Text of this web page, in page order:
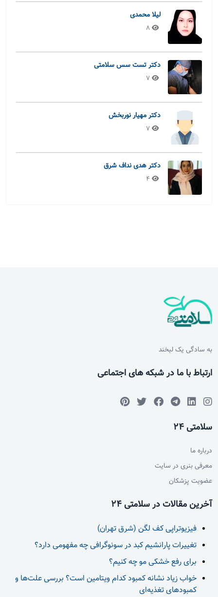
لیلا محمدی
8
دکتر تست سس سلامتی
7
دکتر مهیار نوربخش
7
دکتر هدی نداف شرق
4
به سادگی یک لبخند
ارتباط با ما در شبکه های اجتماعی
سلامتی 24
درباره ما
معرفی بنری در سایت
عضویت پزشکان
آخرین مقالات در سلامتی 24
فیزیوتراپی کف لگن (شرق تهران)
تغییرات پارانشیم کبد در سونوگرافی چه مفهومی دارد؟
برای رفع خشکی مو چه کنیم؟
خواب زیاد نشانه کمبود کدام ویتامین است؟ بررسی علت‌ها و
کمبودهای تغذیه‌ای